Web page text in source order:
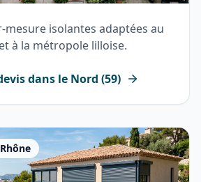
mesure isolantes adaptées au
à la métropole lilloise.
dans le Nord (59)